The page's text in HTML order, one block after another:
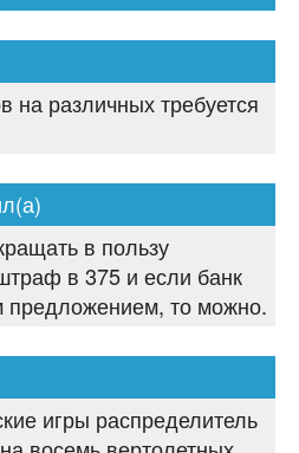
на различных требуется
в пользу
в 375 и если банк
предложением, то можно.
игры распределитель